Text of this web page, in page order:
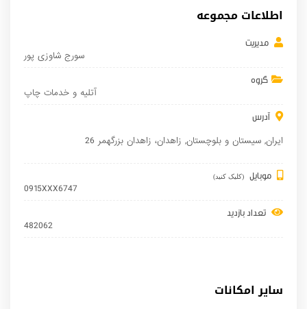
اطلاعات مجموعه
مدیریت
سورج شاوزی پور
گروه
آتلیه و خدمات چاپ
آدرس
ایران, سیستان و بلوچستان, زاهدان، زاهدان بزرگهمر 26
موبایل (کلیک کنید)
0915XXX6747
تعداد بازدید
482062
سایر امکانات